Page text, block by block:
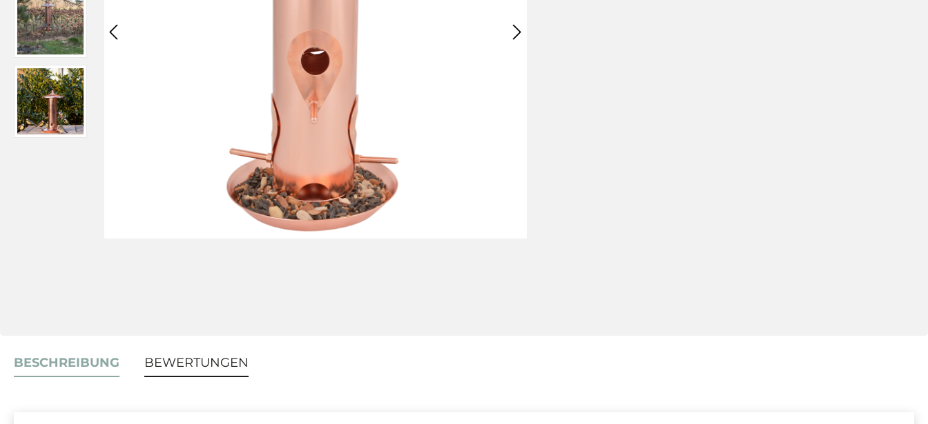
BESCHREIBUNG BEWERTUNGEN